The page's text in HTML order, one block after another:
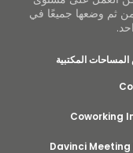
وضعها جميعًا في
المكتبية
Davinci